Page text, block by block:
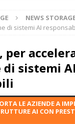
NEWS
di sistemi AI
per
di sistemi AI
LE AZIENDE A
AI CON